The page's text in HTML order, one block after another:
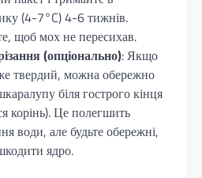
(4-7°C) 4-6 тижнів.
щоб мох не пересихав.
(опціонально): Якщо
твердий, можна обережно
біля гострого кінця
корінь). Це полегшить
води, але будьте обережні,
ядро.